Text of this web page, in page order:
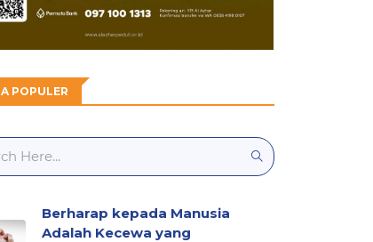
POPULER
Berharap kepada Manusia
Adalah Kecewa yang